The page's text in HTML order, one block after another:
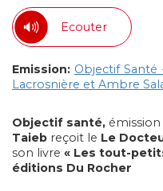
Ecouter
Emission: Objectif Santé
Lacrosnière et Ambre
Objectif santé,
Taieb reçoit le Le
son livre « Les tout-
éditions Du Rocher